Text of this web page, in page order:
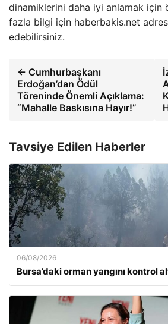
dinamiklerini daha iyi anlamak için
fazla bilgi için haberbakis.net
edebilirsiniz.
← Cumhurbaşkanı
Erdoğan’dan Ödül
Töreninde Önemli Açıklama:
“Mahalle Baskısına Hayır!”
Tavsiye Edilen Haberler
06/08/2026
Bursa’daki orman yangını kontrol